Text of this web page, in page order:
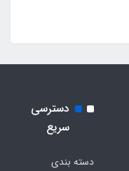
دسترسی
سریع
دسته بندی